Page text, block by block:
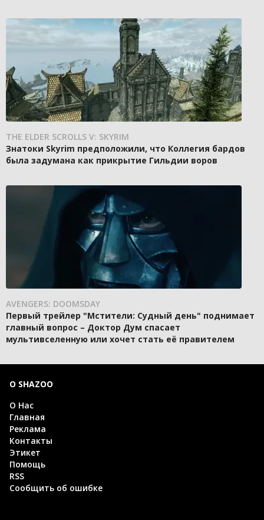
THE ELDER SCROLLS V: SKYRIM
Знатоки Skyrim предположили, что Коллегия бардов
была задумана как прикрытие Гильдии воров
AVENGERS: DOOMSDAY
Первый трейлер "Мстители: Судный день" поднимает
главный вопрос – Доктор Дум спасает
мультивселенную или хочет стать её правителем
О SHAZOO
О Нас
Главная
Реклама
Контакты
Этикет
Помощь
RSS
Сообщить об ошибке